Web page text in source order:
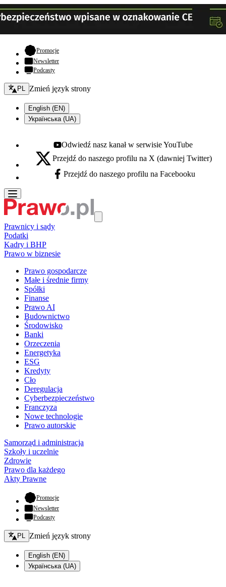
Promocje- otwiera się w nowej karcie
Newsletter
Podcasty
Zmień język - bieżący:
PL Zmień język strony
English (EN)
Українська (UA)
Youtube - otwiera się w nowej karcie
Odwiedź nasz kanał w serwisie YouTube
X - otwiera się w nowej karcie
Przejdź do naszego profilu na X (dawniej Twitter)
Facebook - otwiera się w nowej karcie
Przejdź do naszego profilu na Facebooku
Prawnicy i sądy
Podatki
Kadry i BHP
Prawo w biznesie
Prawo gospodarcze
Małe i średnie firmy
Spółki
Finanse
Prawo AI
Budownictwo
Środowisko
Banki
Orzeczenia
Energetyka
ESG
Kredyty
Cło
Deregulacja
Cyberbezpieczeństwo
Franczyza
Nowe technologie
Prawo autorskie
Samorząd i administracja
Szkoły i uczelnie
Zdrowie
Prawo dla każdego
Akty Prawne
Promocje- otwiera się w nowej karcie
Newsletter
Podcasty
Zmień język - bieżący:
PL Zmień język strony
English (EN)
Українська (UA)